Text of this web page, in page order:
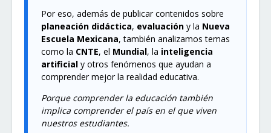
Por eso, además de publicar contenidos sobre
planeación didáctica, evaluación y la Nueva
Escuela Mexicana, también analizamos temas
como la CNTE, el Mundial, la inteligencia
artificial y otros fenómenos que ayudan a
comprender mejor la realidad educativa.
Porque comprender la educación también
implica comprender el país en el que viven
nuestros estudiantes.